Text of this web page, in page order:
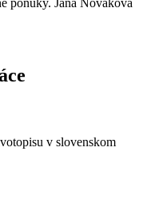
ponuky. Jana Nováková
v slovenskom